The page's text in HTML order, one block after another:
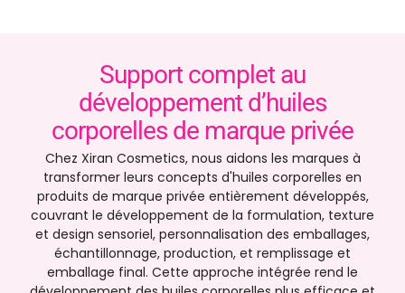
Support complet au
développement d’huiles
corporelles de marque privée
Chez Xiran Cosmetics, nous aidons les marques à
transformer leurs concepts d'huiles corporelles en
produits de marque privée entièrement développés,
couvrant le développement de la formulation, texture
et design sensoriel, personnalisation des emballages,
échantillonnage, production, et remplissage et
emballage final. Cette approche intégrée rend le